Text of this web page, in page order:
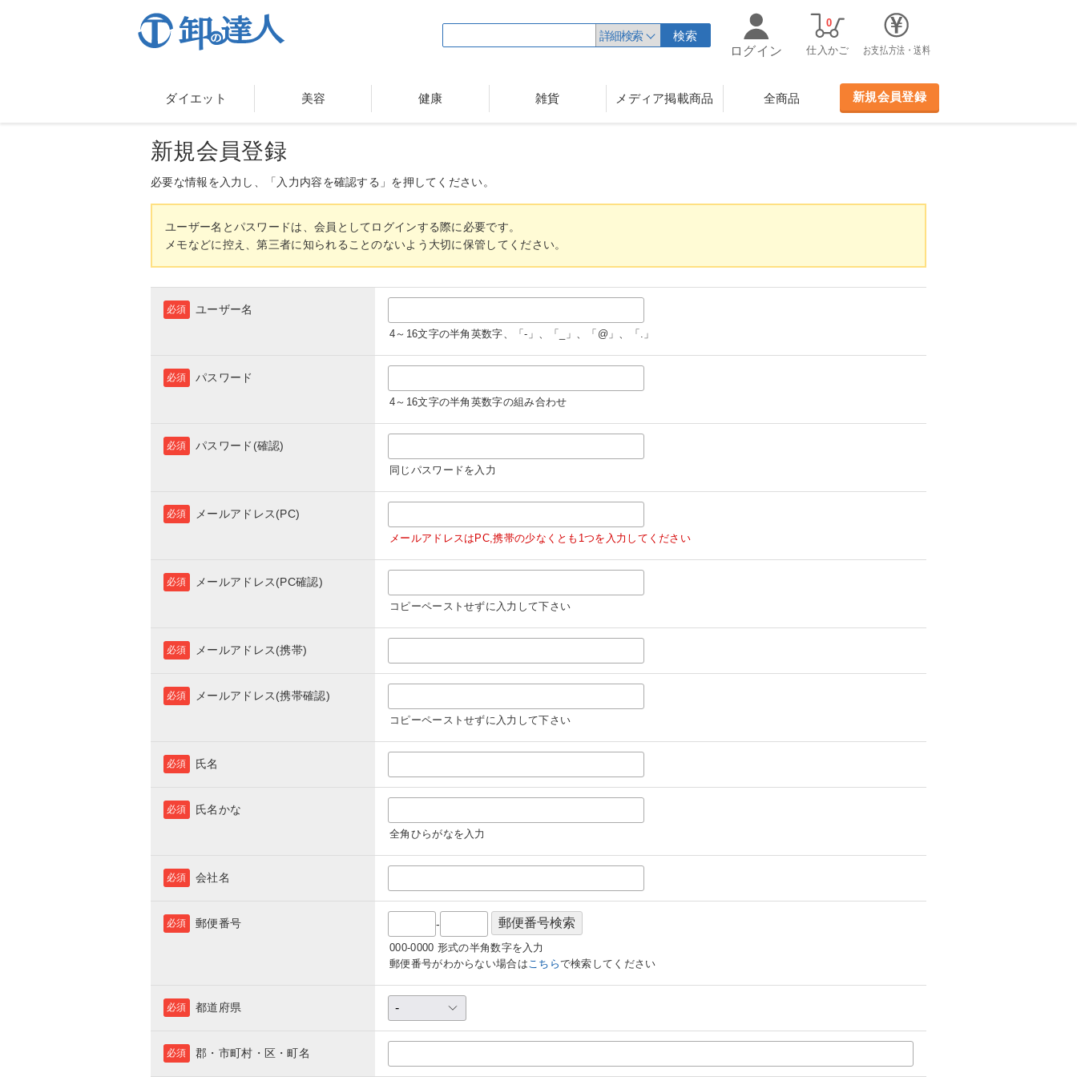
詳細検索
検索
ログイン
仕入かご
0
お支払方法・送料
ダイエット 美容 健康 雑貨 メディア掲載商品 全商品 新規会員登録
新規会員登録
必要な情報を入力し、「入力内容を確認する」を押してください。
ユーザー名とパスワードは、会員としてログインする際に必要です。
メモなどに控え、第三者に知られることのないよう大切に保管してください。
ユーザー名
必須
4～16文字の半角英数字、「-」、「_」、「@」、「.」
パスワード
必須
4～16文字の半角英数字の組み合わせ
パスワード(確認)
必須
同じパスワードを入力
メールアドレス(PC)
必須
メールアドレスはPC,携帯の少なくとも1つを入力してください
メールアドレス(PC確認)
必須
コピーペーストせずに入力して下さい
メールアドレス(携帯)
必須
メールアドレス(携帯確認)
必須
コピーペーストせずに入力して下さい
氏名
必須
氏名かな
必須
全角ひらがなを入力
会社名
必須
郵便番号
必須 -
000-0000 形式の半角数字を入力
郵便番号がわからない場合はこちらで検索してください
都道府県
必須
郡・市町村・区・町名
必須